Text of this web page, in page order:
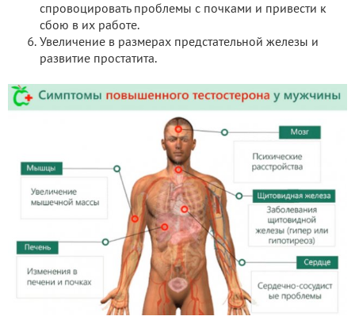
спровоцировать проблемы с почками и привести к
сбою в их работе.
Увеличение в размерах предстательной железы и
развитие простатита.